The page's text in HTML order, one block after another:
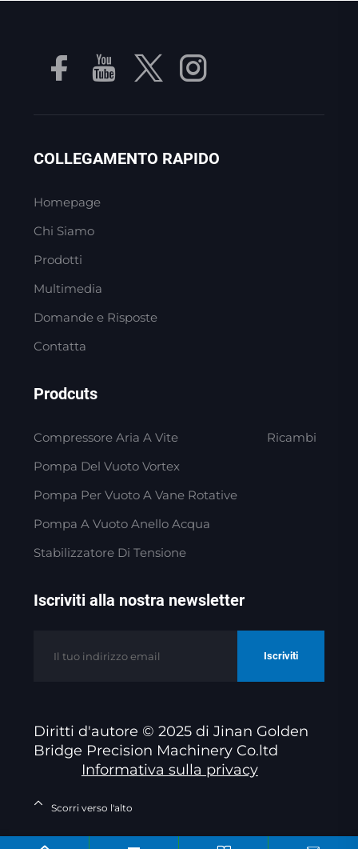
COLLEGAMENTO RAPIDO
Homepage
Chi Siamo
Prodotti
Multimedia
Domande e Risposte
Contatta
Prodcuts
Compressore Aria A Vite
Pompa Del Vuoto Vortex
Pompa Per Vuoto A Vane Rotative
Pompa A Vuoto Anello Acqua
Stabilizzatore Di Tensione
Ricambi
Iscriviti alla nostra newsletter
Iscriviti
Diritti d'autore © 2025 di Jinan Golden
Bridge Precision Machinery Co.ltd
Informativa sulla privacy
Scorri verso l'alto